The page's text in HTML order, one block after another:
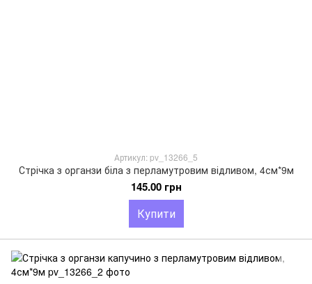
Артикул: pv_13266_5
Стрічка з органзи біла з перламутровим відливом, 4см*9м
145.00 грн
Купити